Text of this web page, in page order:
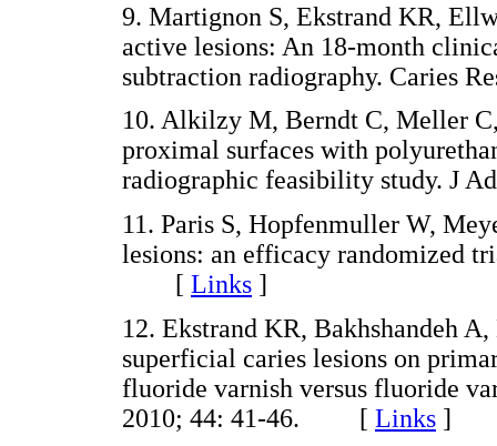
9. Martignon S, Ekstrand KR,
active lesions: An 18-month
subtraction radiography.
10. Alkilzy M, Berndt C, Meller
proximal surfaces with
radiographic feasibility study.
11. Paris S, Hopfenmuller W,
lesions: an efficacy randomized
[ Links ]
12. Ekstrand KR, Bakhshandeh
superficial caries lesions on
fluoride varnish versus fluoride
2010; 44: 41-46. [ Links ]